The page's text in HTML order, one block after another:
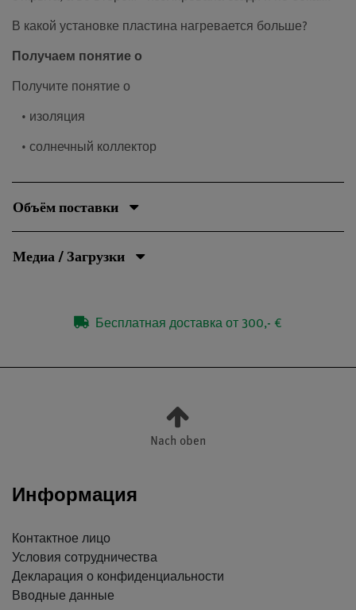
В какой установке пластина нагревается больше?
Получаем понятие о
Получите понятие о
• изоляция
• солнечный коллектор
Объём поставки
Медиа / Загрузки
Бесплатная доставка от 300,- €
Nach oben
Информация
Контактное лицо
Условия сотрудничества
Декларация о конфиденциальности
Вводные данные